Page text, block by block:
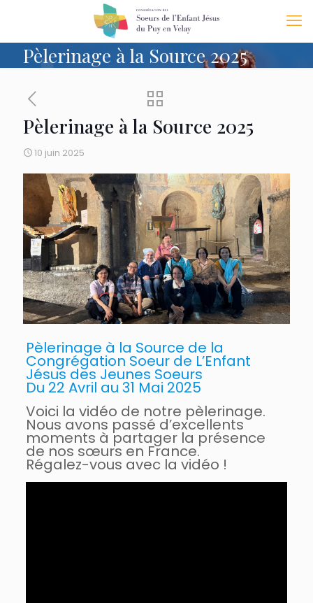
Pèlerinage à la Source 2025
Pèlerinage à la Source 2025
10 juin 2025
Pèlerinage à la Source de la
Congrégation Soeur de L’Enfant
Jésus des Jeunes Soeurs
Du 22 Avril au 31 Mai 2025
Voici la vidéo de notre pèlerinage.
Nous avons passé d’excellents
moments à partager la présence
de nos sœurs en France.
Régalez-vous avec la vidéo !